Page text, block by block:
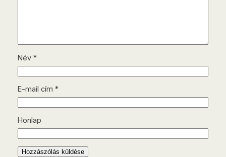
Név *
E-mail cím *
Honlap